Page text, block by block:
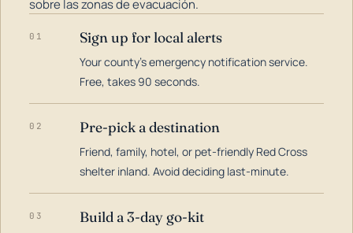
sobre las zonas de evacuación.
01 Sign up for local alerts
Your county's emergency notification service.
Free, takes 90 seconds.
02 Pre-pick a destination
Friend, family, hotel, or pet-friendly Red Cross
shelter inland. Avoid deciding last-minute.
03 Build a 3-day go-kit